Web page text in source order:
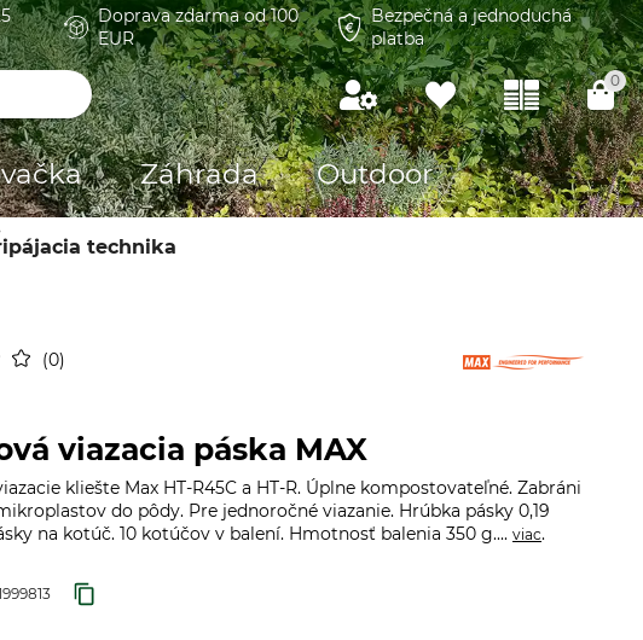
Doprava zdarma od 100
EUR
Bezpečná a jednoduchá
platba
0
Záhrada Outdoor
technika
0
viazacia páska MAX
kliešte Max HT-R45C a HT-R. Úplne kompostovateľné. Zabráni
do pôdy. Pre jednoročné viazanie. Hrúbka pásky 0,19
na kotúč. 10 kotúčov v balení. Hmotnosť balenia 350 g.... viac.